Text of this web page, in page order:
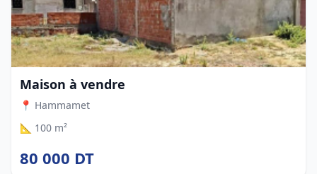
Maison à vendre
📍 Hammamet
📐 100 m²
80 000 DT